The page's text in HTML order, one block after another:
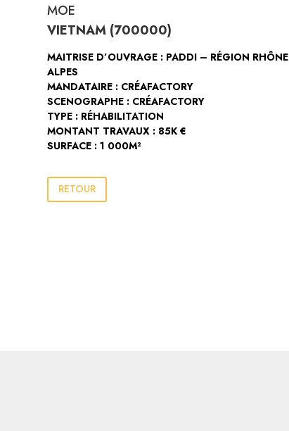
MOE
VIETNAM (700000)
MAITRISE D’OUVRAGE : PADDI – RÉGION RHÔNE
ALPES
MANDATAIRE : CRÉAFACTORY
SCENOGRAPHE : CRÉAFACTORY
TYPE : RÉHABILITATION
MONTANT TRAVAUX : 85K €
SURFACE : 1 000M²
RETOUR